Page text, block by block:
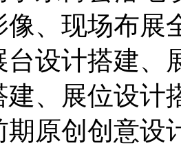
像、现场布展
台设计搭建、
建、展位设计
期原创创意设